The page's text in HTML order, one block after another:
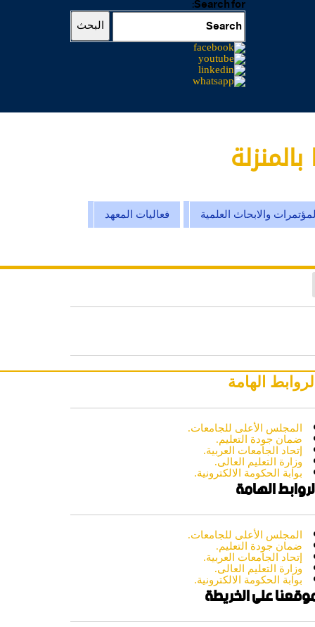
البحث
والابحاث العلمية فعاليات المعهد
اقسام وبرامج المعهد
شئون الطلاب والخريجين
وحدة ضمان الجودة
المؤتمرات والابحاث العلمية
فعاليات المعهد
اتصل بنا
معرض الصور
الهامة
المجلس الأعلى للجامعات.
ضمان جودة التعليم.
إتحاد الجامعات العربية.
وزارة التعليم العالى.
بوابة الحكومة الالكترونية.
الهامة
المجلس الأعلى للجامعات.
ضمان جودة التعليم.
إتحاد الجامعات العربية.
وزارة التعليم العالى.
بوابة الحكومة الالكترونية.
على الخريطة